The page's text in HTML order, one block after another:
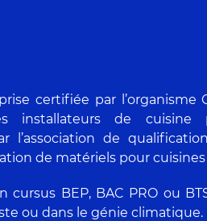
certifiée par l’organisme
installateurs de cuisine
l’association de
de matériels pour
cursus BEP, BAC PRO ou
ou dans le génie